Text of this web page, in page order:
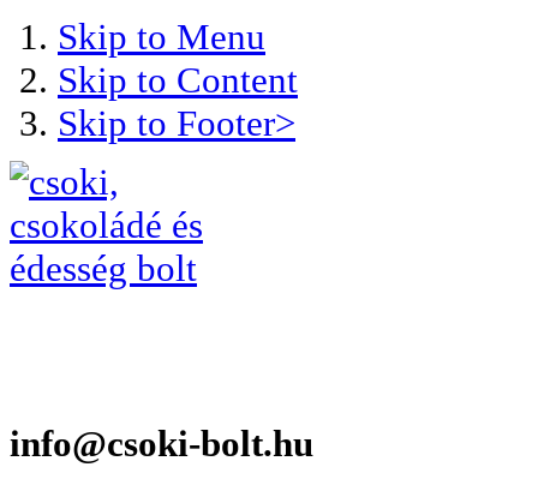
Skip to Menu
Skip to Content
Skip to Footer>
info@csoki-bolt.hu